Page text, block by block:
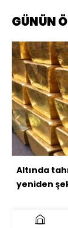
GÜNÜN
Altında
yeniden